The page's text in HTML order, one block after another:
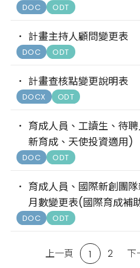
DOC ODT
計畫主持人顧問變更表
DOC ODT
計畫查核點變更說明表
DOCX ODT
育成人員、工讀生、待
新育成、天使投資適用)
DOC ODT
育成人員、國際新創團
月數變更表(國際育成補
DOC ODT
上一頁 1 2 下